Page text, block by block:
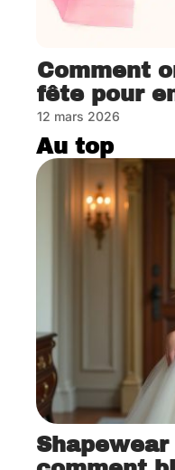
Comment
fête pour
12 mars 2026
Au top